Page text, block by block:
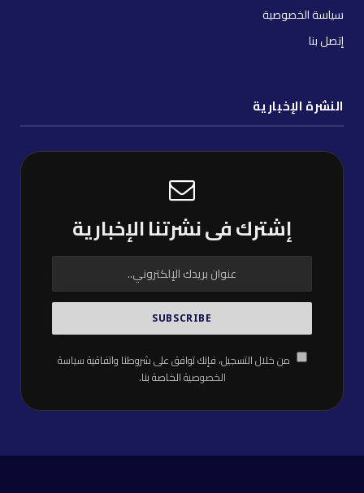
سياسة الخصوصية
إتصل بنا
النشرة الإخبارية
إشترك فى نشرتنا الإخبارية
من خلال التسجيل، فإنك توافق على شروطنا واتفاقيةسياسة
الخصوصيةالخاصة بنا.